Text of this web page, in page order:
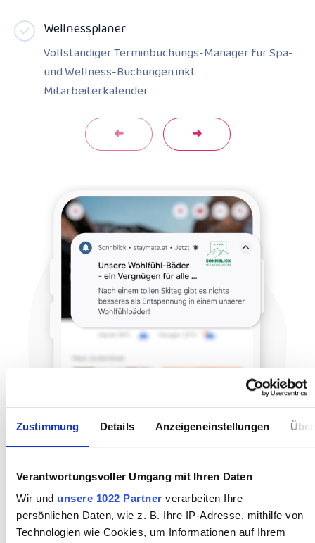
Zustimmung Details Anzeigeneinstellungen
Verantwortungsvoller Umgang mit Ihren Daten
Wir und unsere 1022 Partner verarbeiten Ihre
persönlichen Daten, wie z. B. Ihre IP-Adresse, mithilfe von
Technologien wie Cookies, um Informationen auf Ihrem
Wellnessplaner
Vollständiger Terminbuchungs-Manager für Spa-
und Wellness-Buchungen inkl.
Mitarbeiterkalender
Previous
➜ Next
➜